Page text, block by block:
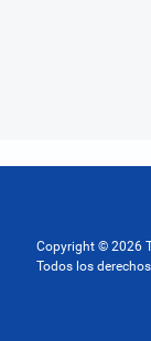
Copyright © 2026
Todos los